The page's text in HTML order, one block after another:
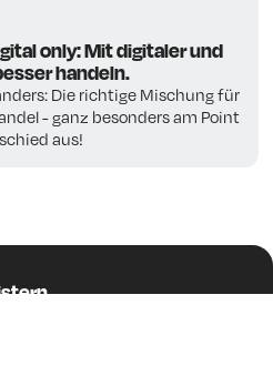
only: Mit digitaler und
handeln.
Die richtige Mischung für
- ganz besonders am Point
aus!